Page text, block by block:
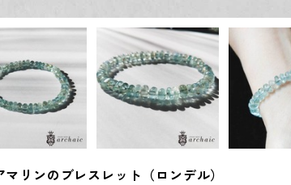
マリンのブレスレット（ロンデル）